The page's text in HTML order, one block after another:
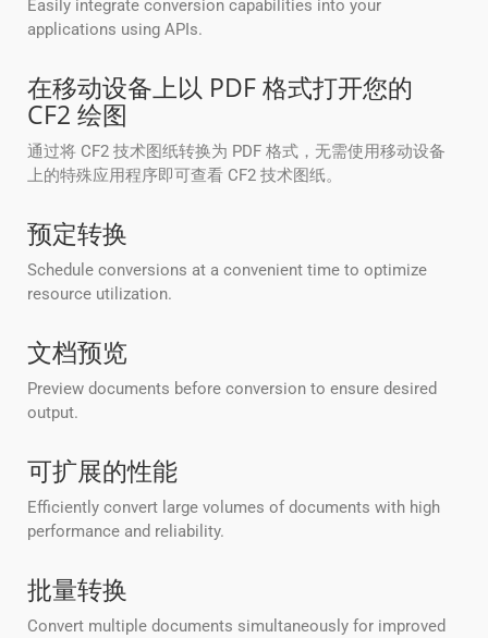
Easily integrate conversion capabilities into your
applications using APIs.
在移动设备上以 PDF 格式打开您的
CF2 绘图
通过将 CF2 技术图纸转换为 PDF 格式，无需使用移动设备
上的特殊应用程序即可查看 CF2 技术图纸。
预定转换
Schedule conversions at a convenient time to optimize
resource utilization.
文档预览
Preview documents before conversion to ensure desired
output.
可扩展的性能
Efficiently convert large volumes of documents with high
performance and reliability.
批量转换
Convert multiple documents simultaneously for improved